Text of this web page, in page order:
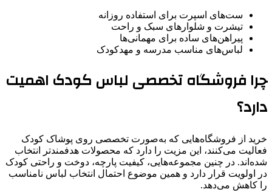
ست‌های اسپرت برای استفاده روزانه
تیشرت و شلوارهای سبک و راحت
پیراهن‌های ساده برای مهمانی‌ها
لباس‌های مناسب مدرسه و مهدکودک
چرا فروشگاه تخصصی لباس کودک اهمیت
دارد؟
خرید از فروشگاه‌هایی که به‌صورت تخصصی روی پوشاک کودک
فعالیت می‌کنند، این مزیت را دارد که محصولات هدفمندتر انتخاب
شده‌اند. در چنین مجموعه‌هایی، کیفیت پارچه، دوخت و راحتی کودک
در اولویت قرار دارد و همین موضوع احتمال انتخاب لباس نامناسب
را کاهش می‌دهد.